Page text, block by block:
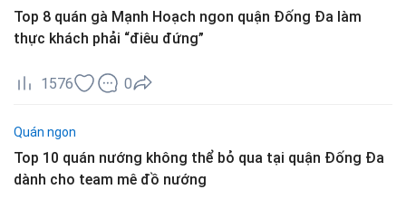
Top 8 quán gà Mạnh Hoạch ngon quận Đống Đa làm
thực khách phải “điêu đứng”
1576 0
Quán ngon
Top 10 quán nướng không thể bỏ qua tại quận Đống Đa
dành cho team mê đồ nướng